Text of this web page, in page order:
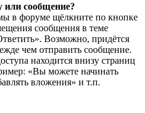
или сообщение?
в форуме щёлкните по кнопке
сообщения в теме
Возможно, придётся
чем отправить сообщение.
находится внизу страниц
«Вы можете начинать
вложения» и т.п.